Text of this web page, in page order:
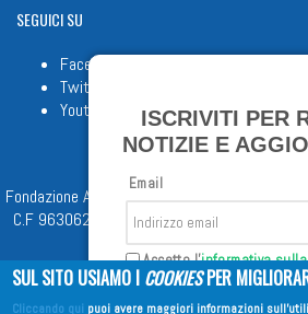
SEGUICISU
Facebook
Twitter
Youtube
Fondazione Apostolicam Actuositatem ETS
C.F 96306220581 - REA 888781 del 23/
ISCRIVITI PER
NOTIZIE E
Email
Accetto l'informativa
SUL SITO USIAMO I COOKIESPER
Cliccando qui puoi avere maggiori informazioni